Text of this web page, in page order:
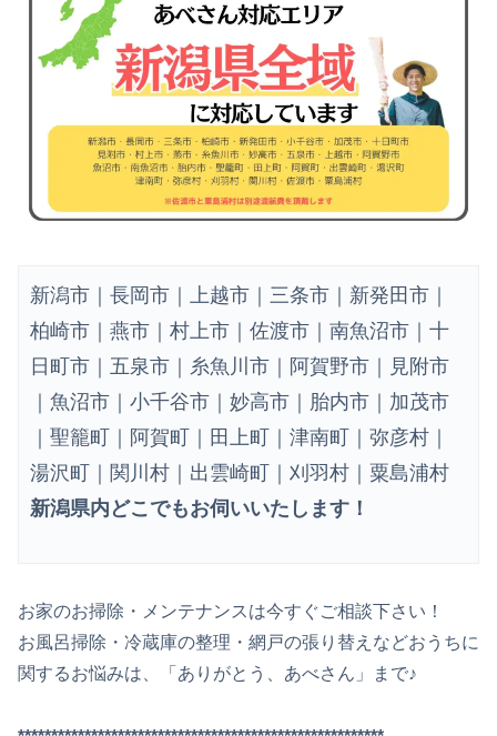
新潟市｜長岡市｜上越市｜三条市｜新発田市｜
柏崎市｜燕市｜村上市｜佐渡市｜南魚沼市｜十
日町市｜五泉市｜糸魚川市｜阿賀野市｜見附市
｜魚沼市｜小千谷市｜妙高市｜胎内市｜加茂市
｜聖籠町｜阿賀町｜田上町｜津南町｜弥彦村｜
湯沢町｜関川村｜出雲崎町｜刈羽村｜粟島浦村
新潟県内どこでもお伺いいたします！
お家のお掃除・メンテナンスは今すぐご相談下さい！
お風呂掃除・冷蔵庫の整理・網戸の張り替えなどおうちに
関するお悩みは、「ありがとう、あべさん」まで♪